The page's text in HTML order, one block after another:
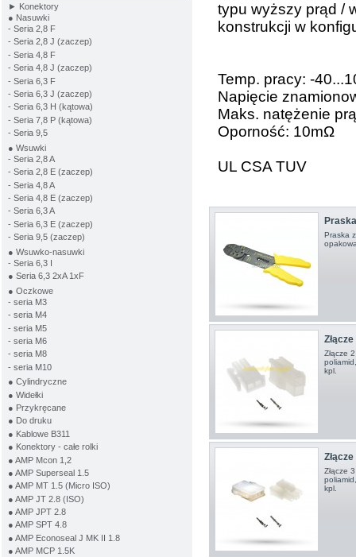
► Konektory
● Nasuwki
- Seria 2,8 F
- Seria 2,8 J (zaczep)
- Seria 4,8 F
- Seria 4,8 J (zaczep)
- Seria 6,3 F
- Seria 6,3 J (zaczep)
- Seria 6,3 H (kątowa)
- Seria 7,8 P (kątowa)
- Seria 9,5
● Wsuwki
- Seria 2,8 A
- Seria 2,8 E (zaczep)
- Seria 4,8 A
- Seria 4,8 E (zaczep)
- Seria 6,3 A
- Seria 6,3 E (zaczep)
- Seria 9,5 (zaczep)
● Wsuwko-nasuwki
- Seria 6,3 I
● Seria 6,3 2xA 1xF
● Oczkowe
- seria M3
- seria M4
- seria M5
- seria M6
- seria M8
- seria M10
● Cylindryczne
● Widełki
● Przykręcane
● Do druku
● Kablowe B311
● Konektory - całe rolki
● AMP Mcon 1,2
● AMP Superseal 1.5
● AMP MT 1.5 (Micro ISO)
● AMP JT 2.8 (ISO)
● AMP JPT 2.8
● AMP SPT 4.8
● AMP Econoseal J MK II 1.8
● AMP MCP 1.5K
typu wyższy prąd /
konstrukcji w
Temp. pracy: -
Napięcie
Maks. natężenie
Oporność: 10mΩ
UL CSA TUV
Praska
Złącze
kpl.
Złącze
kpl.